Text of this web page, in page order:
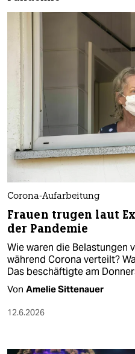
Corona-Aufarbeitung
Frauen trugen laut
der Pandemie
Wie waren die Belastungen
während Corona verteilt?
Das beschäftigte am
Von Amelie Sittenauer
12.6.2026